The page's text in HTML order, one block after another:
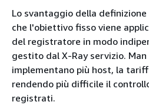
Lo svantaggio della
che l'obiettivo fisso viene
del registratore in modo
gestito dal X-Ray servizio. Man
implementano più host, la
rendendo più difficile il
registrati.